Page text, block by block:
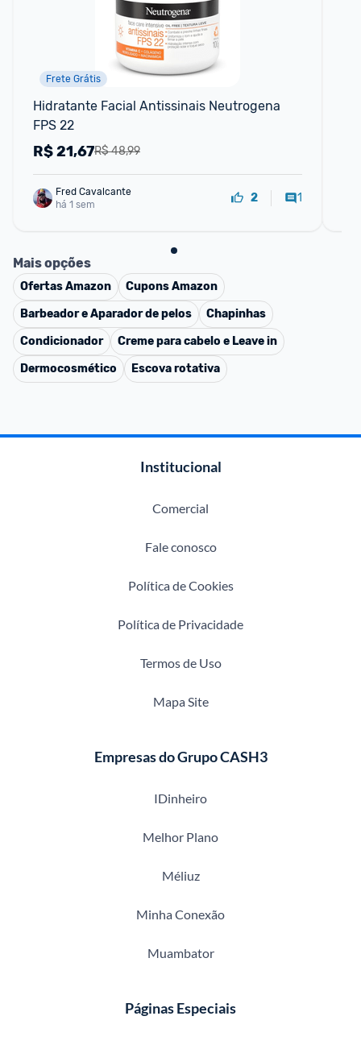
Frete Grátis
Hidratante Facial Antissinais Neutrogena
FPS 22
R$ 48,99
R$21,67
Fred Cavalcante
há 1 sem
2 1
Mais opções
OfertasAmazon CuponsAmazon
Barbeador e Aparador de pelos
Chapinhas
Condicionador
Creme para cabelo e Leave in
Dermocosmético
Escova rotativa
Institucional
Comercial
Fale conosco
Política de Cookies
Política de Privacidade
Termos de Uso
Mapa Site
Empresas do Grupo CASH3
IDinheiro
Melhor Plano
Méliuz
Minha Conexão
Muambator
Páginas Especiais